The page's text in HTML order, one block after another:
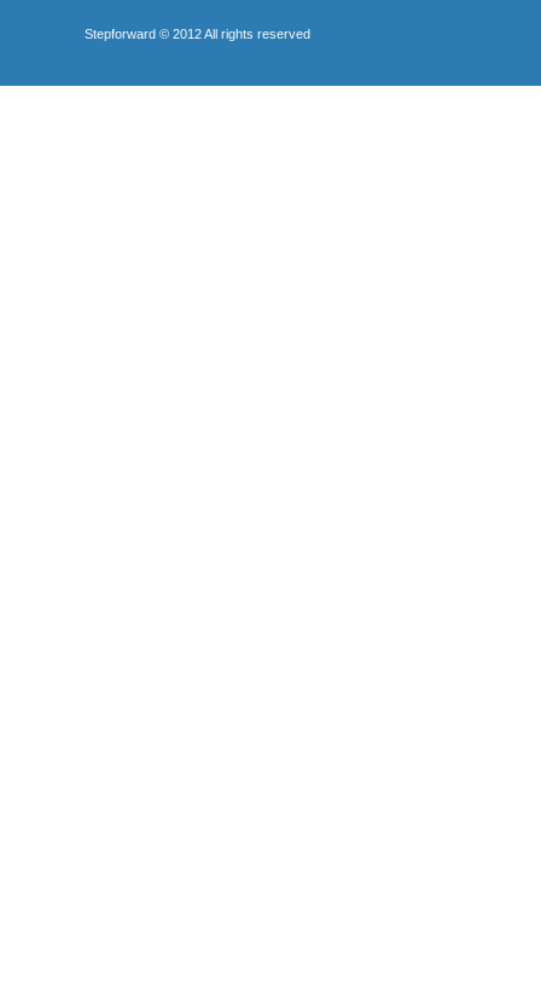
Stepforward © 2012 All rights reserved